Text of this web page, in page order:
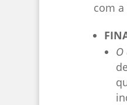
com
O